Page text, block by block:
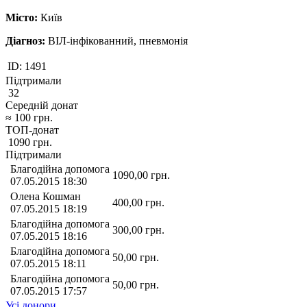
Місто: Київ
Діагноз: ВІЛ-інфікованний, пневмонія
ID: 1491
Підтримали
32
Середній донат
≈ 100 грн.
ТОП-донат
1090 грн.
Підтримали
Благодійна допомога
07.05.2015 18:30
1090,00 грн.
Олена Кошман
07.05.2015 18:19
400,00 грн.
Благодійна допомога
07.05.2015 18:16
300,00 грн.
Благодійна допомога
07.05.2015 18:11
50,00 грн.
Благодійна допомога
07.05.2015 17:57
50,00 грн.